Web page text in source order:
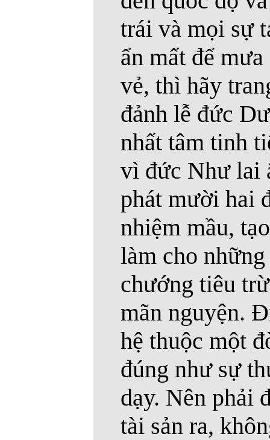
trái và mọi sự
ẩn mất để
vẻ, thì hãy
đảnh lễ đức
nhất tâm tinh
vì đức Như lai
phát mười hai
nhiệm mầu,
làm cho
chướng tiêu
mãn nguyện.
hệ thuộc một
đúng như sự
dạy. Nên phải
tài sản ra,